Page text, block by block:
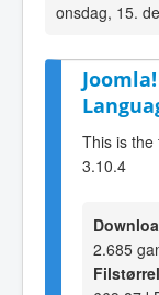
onsdag, 15.
This is the
3.10.4
2.685